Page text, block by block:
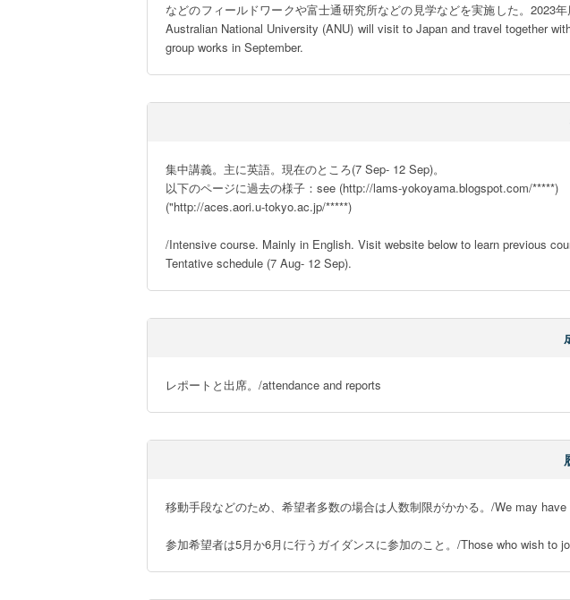
などのフィールドワークや富士通研究所などの見学などを実施した。2023
Australian National University (ANU) will visit to Japan and travel together
group works in September.
集中講義。主に英語。現在のところ(7 Sep- 12 Sep)。
以下のページに過去の様子：see (http://lams-yokoyama.blogspot.com/*****)
("http://aces.aori.u-tokyo.ac.jp/*****)
/Intensive course. Mainly in English. Visit website below to learn previous
Tentative schedule (7 Aug- 12 Sep).
レポートと出席。/attendance and reports
移動手段などのため、希望者多数の場合は人数制限がかかる。/We may
参加希望者は5月か6月に行うガイダンスに参加のこと。/Those who wish